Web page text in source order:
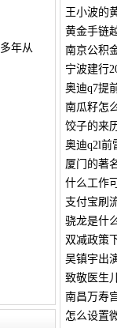
年从
王小波的
黄金手链
南京公积
宁波建行
奥迪q7提
南瓜籽怎
饺子的来
奥迪q2l前
厦门的著
什么工作
支付宝刷
骁龙是什
双减政策
吴镇宇出
致敬医生
南昌万寿
怎么设置